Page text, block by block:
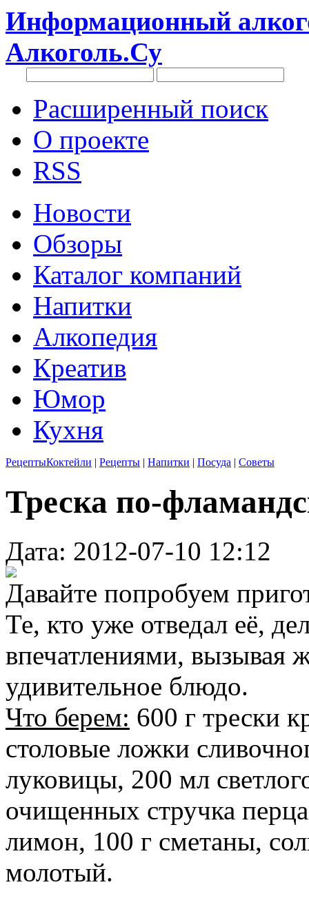
Информационный
Алкоголь.Су
Расширенный поиск
О проекте
RSS
Новости
Обзоры
Каталог компаний
Напитки
Алкопедия
Креатив
Юмор
Кухня
РецептыКоктейли | Рецепты | Напитки | Посуда | Советы
Треска по-
Дата: 2012-07-10 12:12
Давайте попробуем
Те, кто уже отведал её,
впечатлениями, вызывая
удивительное блюдо.
Что берем: 600 г трески
столовые ложки
луковицы, 200 мл
очищенных стручка
лимон, 100 г сметаны,
молотый.